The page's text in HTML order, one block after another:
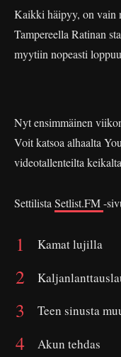
Kaikki häipyy, on vain
Tampereella Ratinan
myytiin nopeasti
Nyt ensimmäinen
Voit katsoa alhaalta
videotallenteilta
Settilista Setlist.FM-
Kamat lujilla
Teen sinusta
Akun tehdas